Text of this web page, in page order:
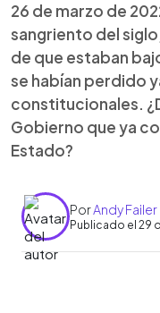
26 de marzo de
sangriento del
de que estaban
se habían perdido
constitucionales.
Gobierno que ya
Estado?
PorAndy Failer
Publicado el 29